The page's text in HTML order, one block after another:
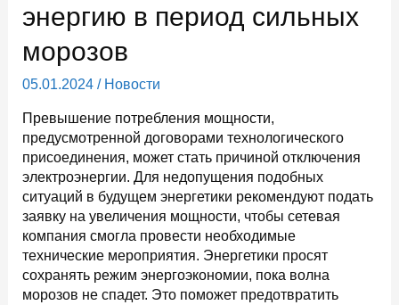
энергию в период сильных
морозов
05.01.2024/ Новости
Превышение потребления мощности,
предусмотренной договорами технологического
присоединения, может стать причиной отключения
электроэнергии. Для недопущения подобных
ситуаций в будущем энергетики рекомендуют подать
заявку на увеличения мощности, чтобы сетевая
компания смогла провести необходимые
технические мероприятия. Энергетики просят
сохранять режим энергоэкономии, пока волна
морозов не спадет. Это поможет предотвратить